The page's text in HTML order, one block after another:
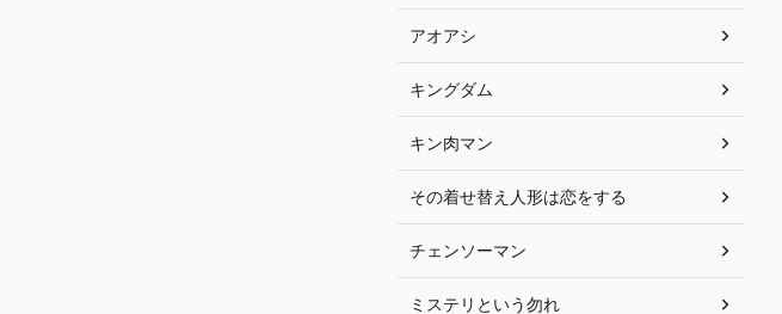
アオアシ
キングダム
キン肉マン
その着せ替え人形は恋をする
チェンソーマン
ミステリという勿れ